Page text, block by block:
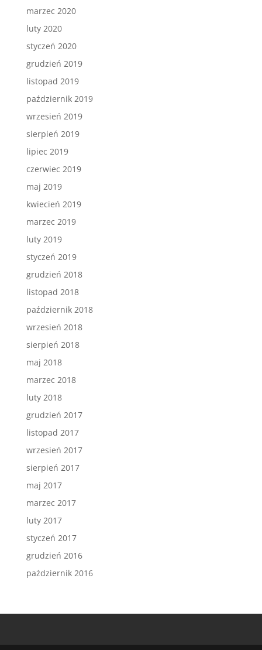
marzec 2020
luty 2020
styczeń 2020
grudzień 2019
listopad 2019
październik 2019
wrzesień 2019
sierpień 2019
lipiec 2019
czerwiec 2019
maj 2019
kwiecień 2019
marzec 2019
luty 2019
styczeń 2019
grudzień 2018
listopad 2018
październik 2018
wrzesień 2018
sierpień 2018
maj 2018
marzec 2018
luty 2018
grudzień 2017
listopad 2017
wrzesień 2017
sierpień 2017
maj 2017
marzec 2017
luty 2017
styczeń 2017
grudzień 2016
październik 2016